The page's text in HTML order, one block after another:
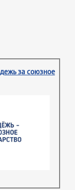
за союзное